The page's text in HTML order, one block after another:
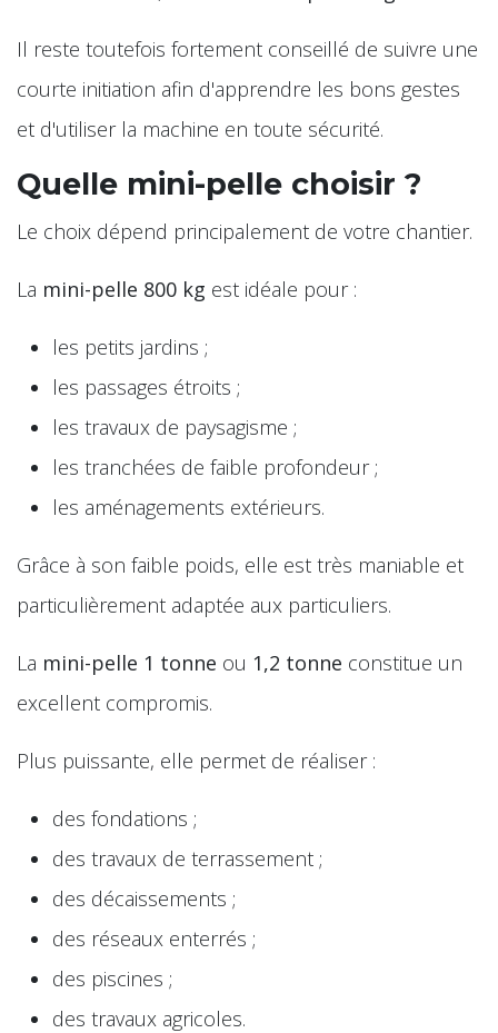
Il reste toutefois fortement conseillé de suivre une
courte initiation afin d'apprendre les bons gestes
et d'utiliser la machine en toute sécurité.
Quelle mini-pelle choisir ?
Le choix dépend principalement de votre chantier.
La mini-pelle 800 kg est idéale pour :
les petits jardins ;
les passages étroits ;
les travaux de paysagisme ;
les tranchées de faible profondeur ;
les aménagements extérieurs.
Grâce à son faible poids, elle est très maniable et
particulièrement adaptée aux particuliers.
La mini-pelle 1 tonne ou 1,2 tonne constitue un
excellent compromis.
Plus puissante, elle permet de réaliser :
des fondations ;
des travaux de terrassement ;
des décaissements ;
des réseaux enterrés ;
des piscines ;
des travaux agricoles.